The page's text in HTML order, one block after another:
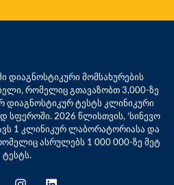
დიაგნოსტიკური მომსახურების
რომელიც გთავაზობთ 3,000-ზე
დიაგნოსტიკურ ტესტს კლინიკური
2026 წლისთვის, ‘სინევო
1 კლინიკურ ლაბორატორიასა და
ასრულებს 1 000 000-ზე მეტ
ტესტს.